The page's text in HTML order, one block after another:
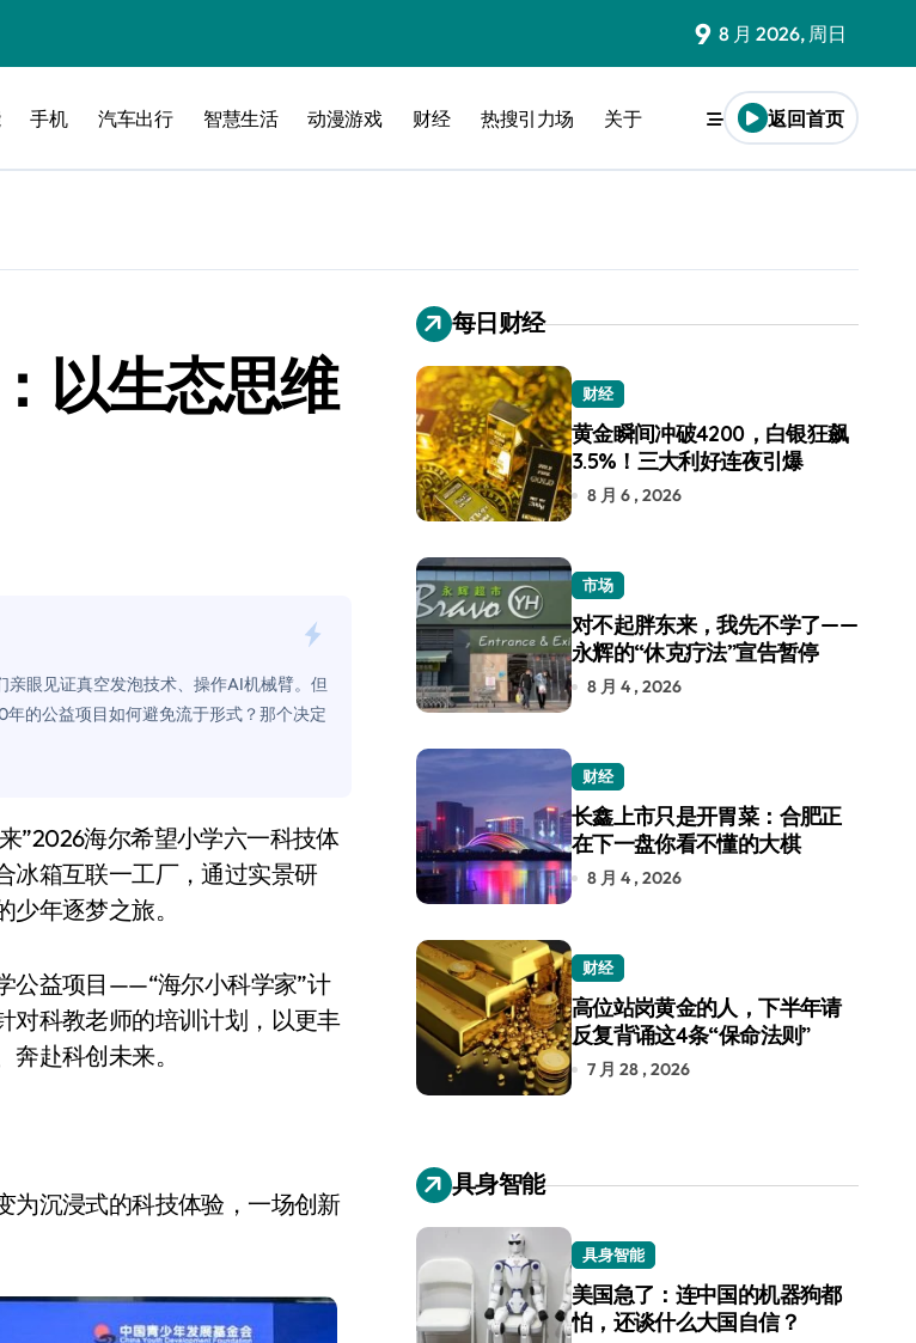
该醒醒了
这次真急了
太狠了
充
屏！
权
9 8 月 2026, 周日
手机 汽车出行 智慧生活 动漫游戏 财经 热搜引力场 关于 返回首页
以生态思维
眼见证真空发泡技术、操作AI机械臂。但
的公益项目如何避免流于形式？那个决定
冰箱互联一工厂，通过实景研
年逐梦之旅。
公益项目——“海尔小科学家”计
对科教老师的培训计划，以更丰
赴科创未来。
为沉浸式的科技体验，一场创新
每日财经
财经
黄金瞬间冲破4200，白银狂飙
3.5%！三大利好连夜引爆
8 月 6 , 2026
市场
对不起胖东来，我先不学了——
永辉的“休克疗法”宣告暂停
8 月 4 , 2026
财经
长鑫上市只是开胃菜：合肥正
在下一盘你看不懂的大棋
8 月 4 , 2026
财经
高位站岗黄金的人，下半年请
反复背诵这4条“保命法则”
7 月 28 , 2026
具身智能
具身智能
美国急了：连中国的机器狗都
怕，还谈什么大国自信？